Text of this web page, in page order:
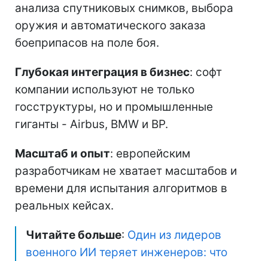
анализа спутниковых снимков, выбора
оружия и автоматического заказа
боеприпасов на поле боя.
Глубокая интеграция в бизнес: софт
компании используют не только
госструктуры, но и промышленные
гиганты - Airbus, BMW и BP.
Масштаб и опыт: европейским
разработчикам не хватает масштабов и
времени для испытания алгоритмов в
реальных кейсах.
Читайте больше: Один из лидеров
военного ИИ теряет инженеров: что